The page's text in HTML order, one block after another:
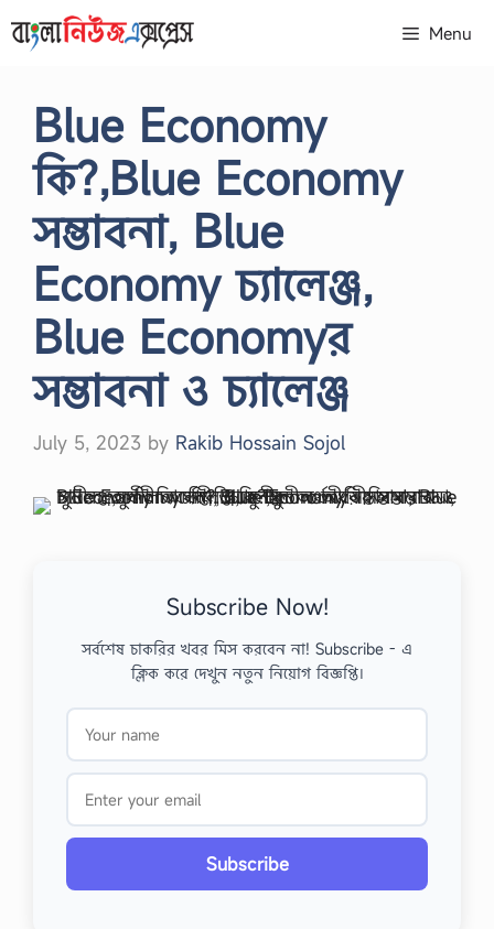
to
Menu
Blue Economy
কি?,Blue Economy
সম্ভাবনা, Blue
Economy চ্যালেঞ্জ,
Blue Economyর
সম্ভাবনা ও চ্যালেঞ্জ
July 5, 2023 by Rakib Hossain Sojol
Subscribe Now!
সর্বশেষ চাকরির খবর মিস করবেন না! Subscribe - এ
ক্লিক করে দেখুন নতুন নিয়োগ বিজ্ঞপ্তি।
Subscribe